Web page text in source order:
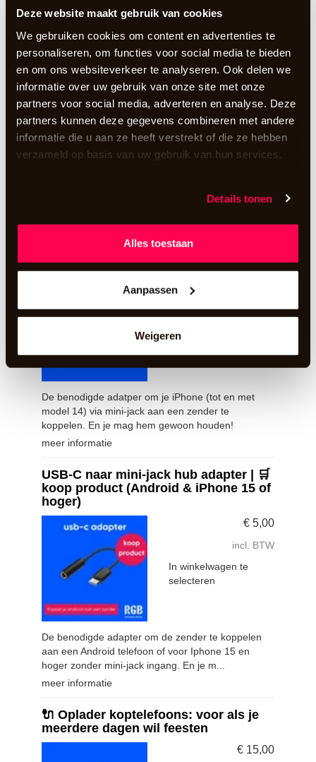
Deze website maakt gebruik van cookies
We gebruiken cookies om content en advertenties te
personaliseren, om functies voor social media te bieden
en om ons websiteverkeer te analyseren. Ook delen we
informatie over uw gebruik van onze site met onze
partners voor social media, adverteren en analyse. Deze
partners kunnen deze gegevens combineren met andere
informatie die u aan ze heeft verstrekt of die ze hebben
verzameld op basis van uw gebruik van hun services.
Details tonen
Alles toestaan
Aanpassen
Weigeren
🎧 RGB koptelefoon: vul je pakket aan
met extra koptelefoons
3 dagen € 2,21
incl. BTW
selecteren
Lightning naar mini-jack hub | 🛒 koop
product (iPhone 7 t/m iPhone 14)
selecteren
De benodigde adatper om je iPhone (tot en met
model 14) via mini-jack aan een zender te
koppelen. En je mag hem gewoon houden!
meer informatie
USB-C naar mini-jack hub adapter | 🛒
koop product (Android & iPhone 15 of
hoger)
€ 5,00
incl. BTW
In winkelwagen te
selecteren
De benodigde adapter om de zender te koppelen
aan een Android telefoon of voor Iphone 15 en
hoger zonder mini-jack ingang. En je m...
meer informatie
🔌 Oplader koptelefoons: voor als je
meerdere dagen wil feesten
€ 15,00